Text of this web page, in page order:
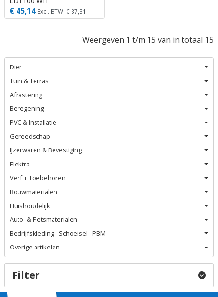
Dier
Tuin & Terras
Afrastering
Beregening
PVC & Installatie
Gereedschap
IJzerwaren & Bevestiging
Elektra
Verf + Toebehoren
Bouwmaterialen
Huishoudelijk
Auto- & Fietsmaterialen
Bedrijfskleding - Schoeisel - PBM
Overige artikelen
Filter
€ 45,14 Excl. BTW: € 37,31
Weergeven 1 t/m 15 van in totaal 15